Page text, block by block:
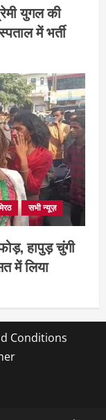
युगल की
में भर्ती
मेरठ सभी न्यूज़
हापुड़ चुंगी
में लिया
Conditions